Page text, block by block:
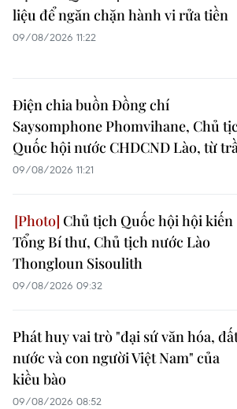
liệu để ngăn chặn hành vi rửa tiền
09/08/2026 11:22
Điện chia buồn Đồng chí
Saysomphone Phomvihane, Chủ
Quốc hội nước CHDCND Lào, từ
09/08/2026 11:21
Chủ tịch Quốc hội hội kiến
Tổng Bí thư, Chủ tịch nước Lào
Thongloun Sisoulith
09/08/2026 09:32
Phát huy vai trò "đại sứ văn hóa,
nước và con người Việt Nam" của
kiều bào
09/08/2026 08:52